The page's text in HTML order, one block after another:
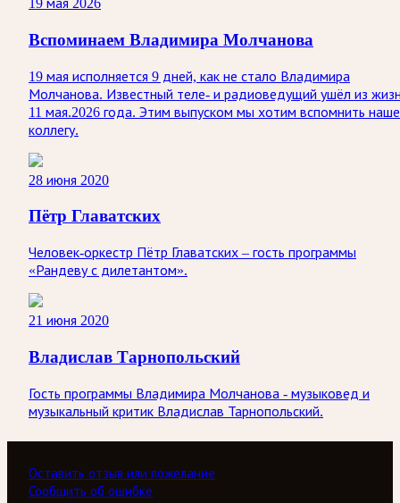
19 мая 2026
Вспоминаем Владимира Молчанова
19 мая исполняется 9 дней, как не стало Владимира
Молчанова. Известный теле‑ и радиоведущий ушёл из
11 мая.2026 года. Этим выпуском мы хотим вспомнить
коллегу.
28 июня 2020
Пётр Главатских
Человек-оркестр Пётр Главатских – гость программы
«Рандеву с дилетантом».
21 июня 2020
Владислав Тарнопольский
Гость программы Владимира Молчанова - музыковед и
музыкальный критик Владислав Тарнопольский.
Оставить отзыв или пожелание
Сообщить об ошибке